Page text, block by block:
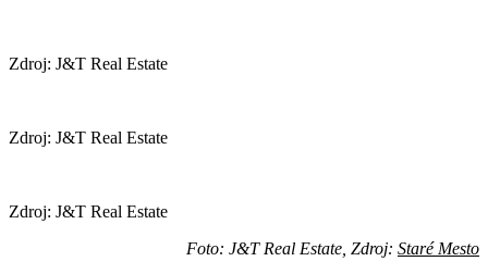
Zdroj: J&T Real Estate
Zdroj: J&T Real Estate
Zdroj: J&T Real Estate
Foto: J&T Real Estate, Zdroj: Staré Mesto